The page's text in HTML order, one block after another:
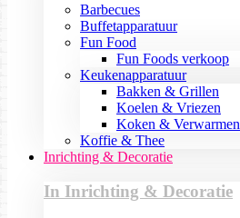
Barbecues
Buffetapparatuur
Fun Food
Fun Foods verkoop
Keukenapparatuur
Bakken & Grillen
Koelen & Vriezen
Koken & Verwarmen
Koffie & Thee
Inrichting & Decoratie
In Inrichting & Decoratie